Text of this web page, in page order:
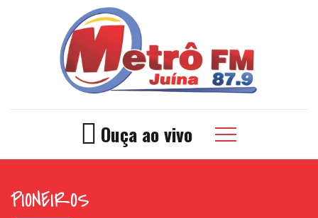
Ouça ao vivo
PIONEIROS